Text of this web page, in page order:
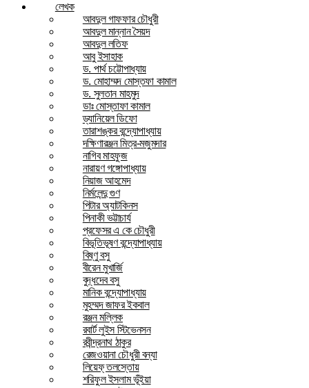
লেখক
আবদুল গাফফার চৌধুরী
আবদুল মান্নান সৈয়দ
আবদুল লতিফ
আবু ইসাহাক
ড. পার্থ চট্টোপাধ্যায়
ড. মোহাম্মদ মোস্তফা কামাল
ড. সুলতান মাহমুদ
ডাঃ মোস্তাফা কামাল
ড্যানিয়েল ডিফো
তারাশঙ্কর বন্দ্যোপাধ্যায়
দক্ষিণারঞ্জন মিত্র-মজুমদার
নাগিব মাহফুজ
নারায়ণ গঙ্গোপাধ্যায়
নিয়াজ আহমেদ
নির্মলেন্দু গুণ
পিটার অ্যাটকিনস
পিনাকী ভট্টাচার্য
প্রফেসর এ কে চৌধুরী
বিভূতিভূষণ বন্দ্যোপাধ্যায়
বিষ্ণু বসু
বীরেন মুখার্জি
বুদ্ধদেব বসু
মানিক বন্দ্যোপাধ্যায়
মুহম্মদ জাফর ইকবাল
রঞ্জন মল্লিক
রবার্ট লুইস স্টিভেনসন
রবীন্দ্রনাথ ঠাকুর
রেজওয়ানা চৌধুরী বন্যা
লিয়েফ্ তলস্তোয়
শরিফুল ইসলাম ভূঁইয়া